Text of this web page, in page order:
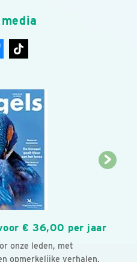
€ 36,00 per jaar
onze leden, met
opmerkelijke verhalen.